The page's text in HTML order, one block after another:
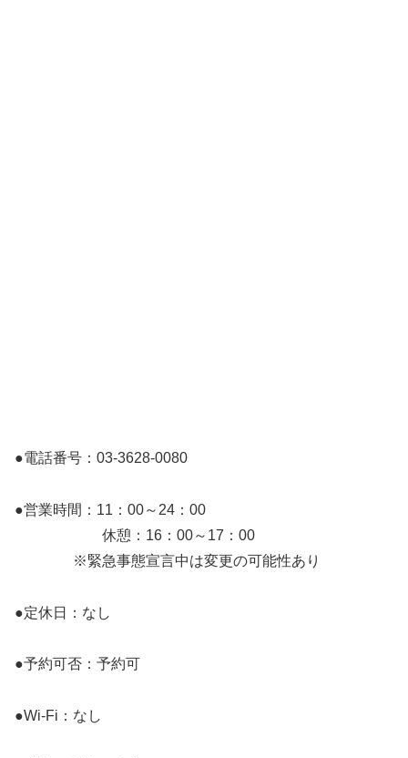
●電話番号：03-3628-0080
●営業時間：11：00～24：00
休憩：16：00～17：00
※緊急事態宣言中は変更の可能性あり
●定休日：なし
●予約可否：予約可
●Wi-Fi：なし